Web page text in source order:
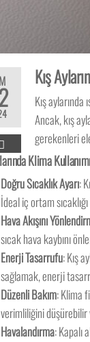
Kış
Kış
Ancak, kış
gerekenleri
Klima
Doğru Sıcaklık Ayarı:
İdeal iç ortam
Hava Akışını
sıcak hava kaybını
Enerji Tasarrufu: Kış
sağlamak, enerji
Düzenli Bakım: Klima
verimliliğini düşürebilir
Havalandırma: Kapalı